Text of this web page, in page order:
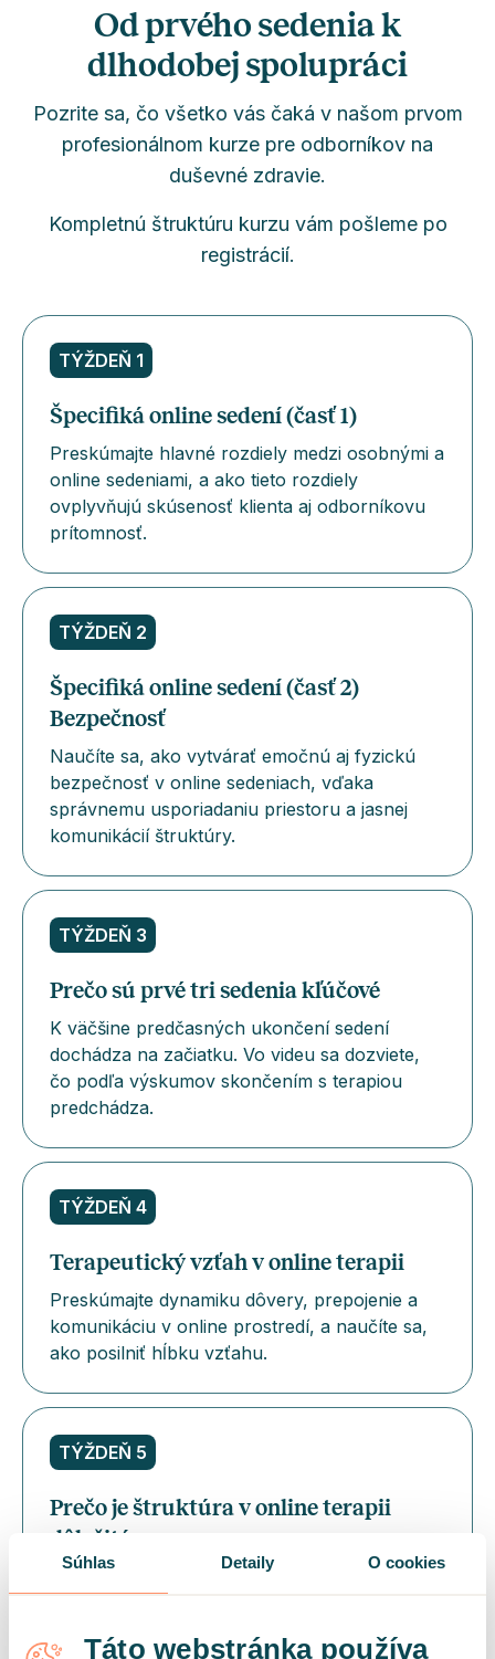
Súhlas Detaily O cookies
Táto webstránka používa
Od prvého sedenia k
dlhodobej spolupráci
Pozrite sa, čo všetko vás čaká v našom prvom
profesionálnom kurze pre odborníkov na
duševné zdravie.
Kompletnú štruktúru kurzu vám pošleme po
registrácií.
TÝŽDEŇ 1
Špecifiká online sedení (časť 1)
Preskúmajte hlavné rozdiely medzi osobnými a
online sedeniami, a ako tieto rozdiely
ovplyvňujú skúsenosť klienta aj odborníkovu
prítomnosť.
TÝŽDEŇ 2
Špecifiká online sedení (časť 2)
Bezpečnosť
Naučíte sa, ako vytvárať emočnú aj fyzickú
bezpečnosť v online sedeniach, vďaka
správnemu usporiadaniu priestoru a jasnej
komunikácií štruktúry.
TÝŽDEŇ 3
Prečo sú prvé tri sedenia kľúčové
K väčšine predčasných ukončení sedení
dochádza na začiatku. Vo videu sa dozviete,
čo podľa výskumov skončením s terapiou
predchádza.
TÝŽDEŇ 4
Terapeutický vzťah v online terapii
Preskúmajte dynamiku dôvery, prepojenie a
komunikáciu v online prostredí, a naučíte sa,
ako posilniť hĺbku vzťahu.
TÝŽDEŇ 5
Prečo je štruktúra v online terapii
dôležitá
Štruktúra znamená bezpečie. Naučíte sa, ako